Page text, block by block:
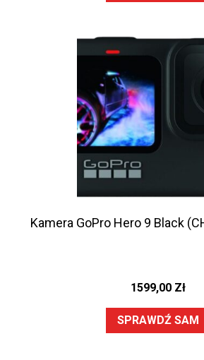
Kamera GoPro Hero 9 Black
1599,00 Zł
SPRAWDŹ SAM